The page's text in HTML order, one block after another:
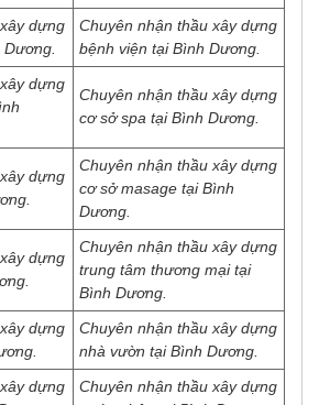
dựng
Chuyên nhận thầu xây dựng
bệnh viện tại Bình Dương.
dựng
Chuyên nhận thầu xây dựng
cơ sở spa tại Bình Dương.
dựng
Chuyên nhận thầu xây dựng
cơ sở masage tại Bình
Dương.
dựng
Chuyên nhận thầu xây dựng
trung tâm thương mại tại
Bình Dương.
dựng
Chuyên nhận thầu xây dựng
nhà vườn tại Bình Dương.
dựng
Chuyên nhận thầu xây dựng